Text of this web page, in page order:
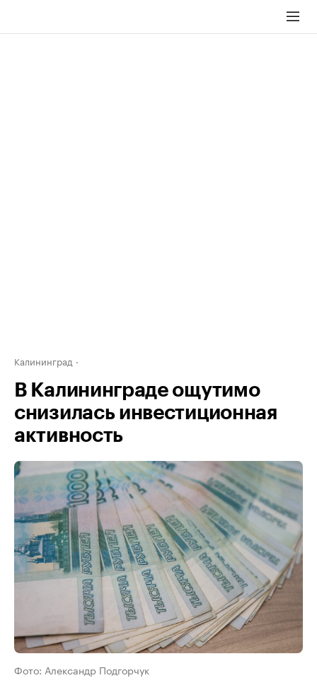
Калининград
В Калининграде ощутимо
снизилась инвестиционная
активность
Фото: Александр Подгорчук